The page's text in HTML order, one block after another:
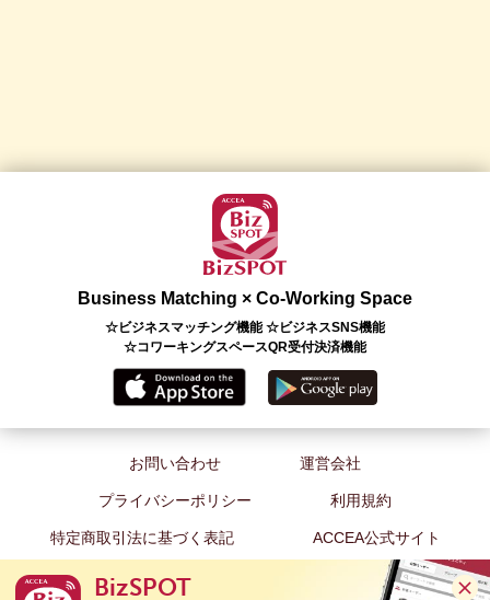
Business Matching × Co-Working Space
☆ビジネスマッチング機能 ☆ビジネスSNS機能
☆コワーキングスペースQR受付決済機能
お問い合わせ 運営会社
プライバシーポリシー 利用規約
特定商取引法に基づく表記 ACCEA公式サイト
BizSPOT